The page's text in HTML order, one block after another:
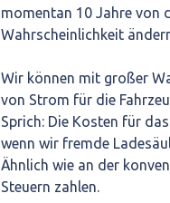
momentan 10 Jahre von
Wahrscheinlichkeit
Wir können mit großer
von Strom für die
Sprich: Die Kosten für
wenn wir fremde
Ähnlich wie an der
Steuern zahlen.